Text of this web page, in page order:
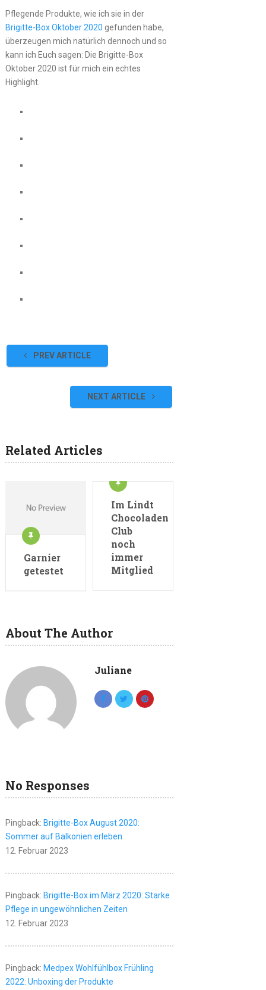
Pflegende Produkte, wie ich sie in der
Brigitte-Box Oktober 2020 gefunden habe,
überzeugen mich natürlich dennoch und so
kann ich Euch sagen: Die Brigitte-Box
Oktober 2020 ist für mich ein echtes
Highlight.
PREV ARTICLE
NEXT ARTICLE
Related Articles
Garnier
getestet
Im Lindt
Chocoladen
Club
noch
immer
Mitglied
About The Author
Juliane
No Responses
Pingback: Brigitte-Box August 2020:
Sommer auf Balkonien erleben
12. Februar 2023
Pingback: Brigitte-Box im März 2020: Starke
Pflege in ungewöhnlichen Zeiten
12. Februar 2023
Pingback: Medpex Wohlfühlbox Frühling
2022: Unboxing der Produkte